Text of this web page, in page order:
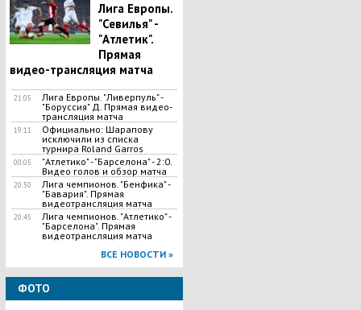
Лига Европы.
"Севилья" -
"Атлетик".
Прямая
видео-трансляция матча
21:05
Лига Европы. "Ливерпуль" -
"Боруссия" Д. Прямая видео-
трансляция матча
19:11
Официально: Шарапову
исключили из списка
турнира Roland Garros
00:05
"Атлетико" - "Барселона" - 2:0.
Видео голов и обзор матча
20:50
Лига чемпионов. "Бенфика" -
"Бавария". Прямая
видеотрансляция матча
20:45
Лига чемпионов. "Атлетико" -
"Барселона". Прямая
видеотрансляция матча
ВСЕ НОВОСТИ »
ФОТО